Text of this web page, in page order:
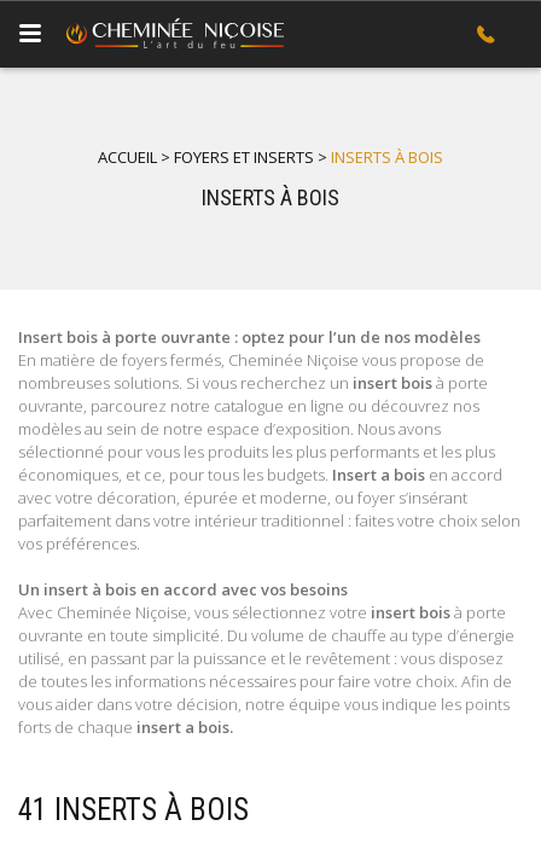
ACCUEIL > FOYERS ET INSERTS > INSERTS À BOIS
INSERTS À BOIS
Insert bois à porte ouvrante : optez pour l’un de nos modèles
En matière de foyers fermés, Cheminée Niçoise vous propose de
nombreuses solutions. Si vous recherchez un insert boisà porte
ouvrante, parcourez notre catalogue en ligne ou découvrez nos
modèles au sein de notre espace d’exposition. Nous avons
sélectionné pour vous les produits les plus performants et les plus
économiques, et ce, pour tous les budgets. Insert a bois en accord
avec votre décoration, épurée et moderne, ou foyer s’insérant
parfaitement dans votre intérieur traditionnel : faites votre choix selon
vos préférences.
Un insert à bois en accord avec vos besoins
Avec Cheminée Niçoise, vous sélectionnez votre insert boisà porte
ouvrante en toute simplicité. Du volume de chauffe au type d’énergie
utilisé, en passant par la puissance et le revêtement : vous disposez
de toutes les informations nécessaires pour faire votre choix. Afin de
vous aider dans votre décision, notre équipe vous indique les points
forts de chaque insert a bois.
41 INSERTS À BOIS